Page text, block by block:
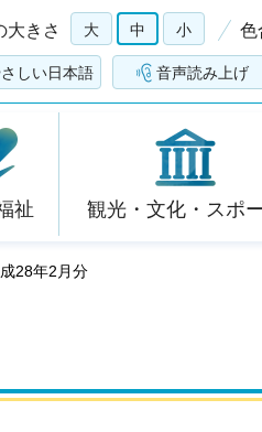
大きさ 大 中 小 色
しい日本語 音声読み上げ
祉 観光・文化・スポ
28年2月分